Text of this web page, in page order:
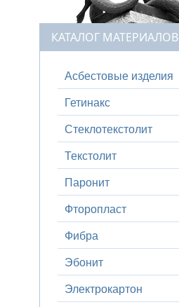
КАТАЛОГ МАТЕРИАЛОВ
Асбестовые изделия
Гетинакс
Стеклотекстолит
Текстолит
Паронит
Фторопласт
Фибра
Эбонит
Электрокартон